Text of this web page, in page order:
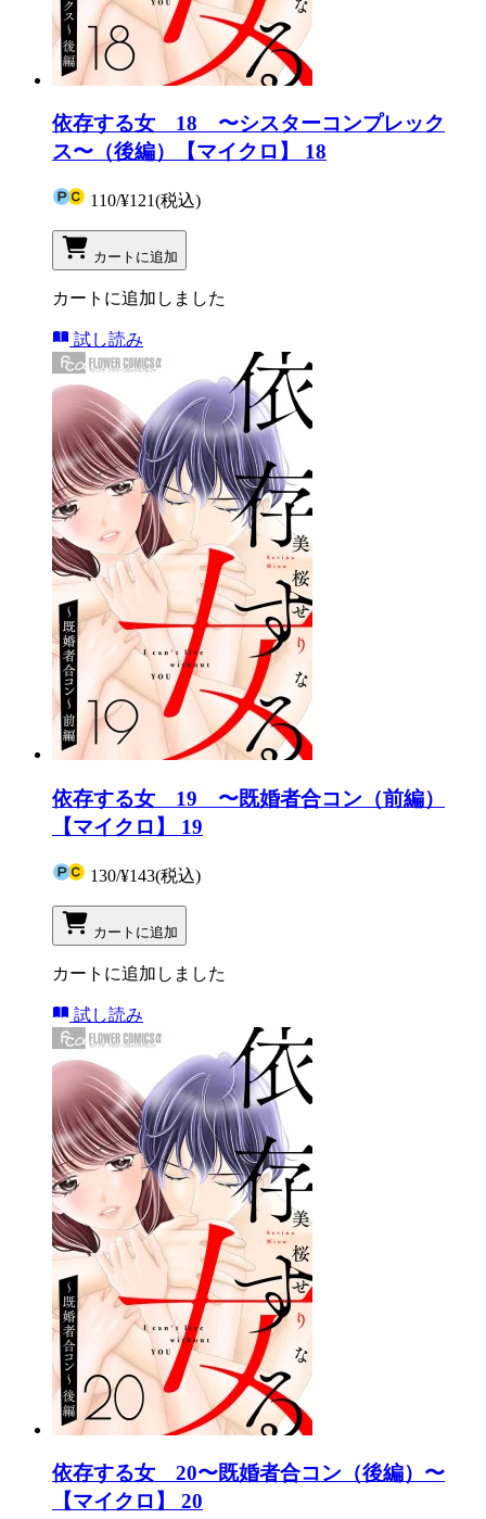
依存する女 18 〜シスターコンプレック
ス〜（後編）【マイクロ】 18
110/¥121(税込)
カートに追加
カートに追加しました
試し読み
依存する女 19 〜既婚者合コン（前編）
【マイクロ】 19
130/¥143(税込)
カートに追加
カートに追加しました
試し読み
依存する女 20〜既婚者合コン（後編）〜
【マイクロ】 20